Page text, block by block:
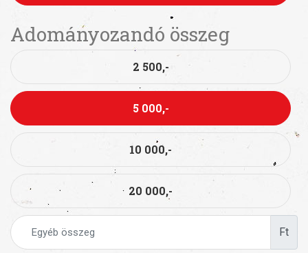
Adományozandó összeg
2 500,-
5 000,-
10 000,-
20 000,-
Ft